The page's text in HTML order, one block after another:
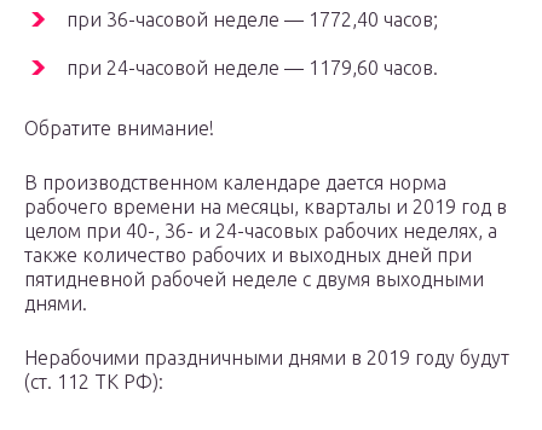
при 36-часовой неделе — 1772,40 часов;
при 24-часовой неделе — 1179,60 часов.
Обратите внимание!
В производственном календаре дается норма
рабочего времени на месяцы, кварталы и 2019 год в
целом при 40-, 36- и 24-часовых рабочих неделях, а
также количество рабочих и выходных дней при
пятидневной рабочей неделе с двумя выходными
днями.
Нерабочими праздничными днями в 2019 году будут
(ст. 112 ТК РФ):